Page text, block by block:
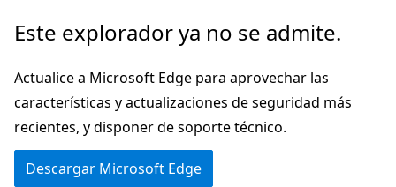
Ir
contenido
principal
Este explorador ya no se admite.
Actualice a Microsoft Edge para aprovechar las
características y actualizaciones de seguridad más
recientes, y disponer de soporte técnico.
Descargar Microsoft Edge